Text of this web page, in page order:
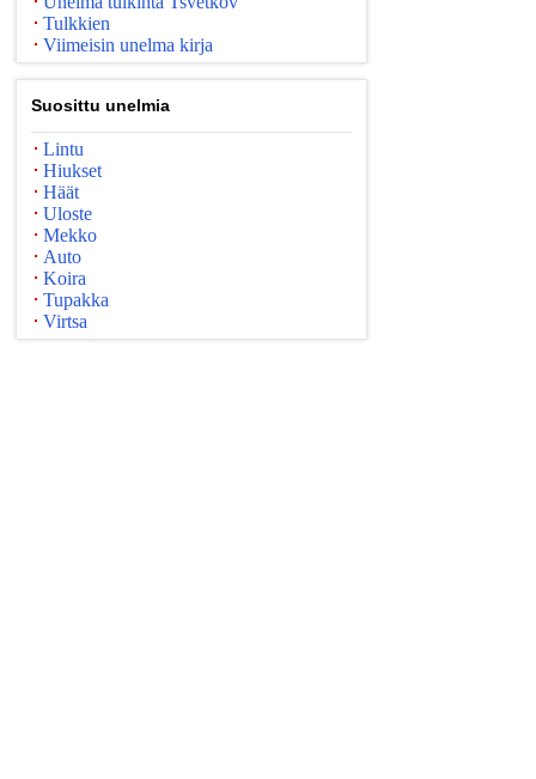
Tulkkien
Viimeisin unelma kirja
Suosittu unelmia
Lintu
Hiukset
Häät
Uloste
Mekko
Auto
Koira
Tupakka
Virtsa